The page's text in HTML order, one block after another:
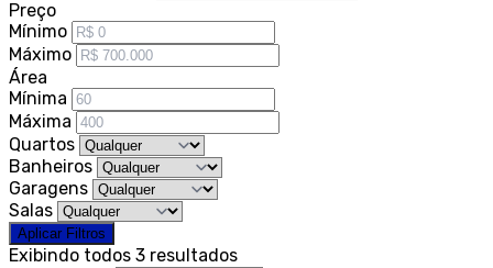
Preço
Mínimo
Máximo
Área
Mínima
Máxima
Quartos
Banheiros
Garagens
Salas
Aplicar Filtros
Exibindo todos 3 resultados